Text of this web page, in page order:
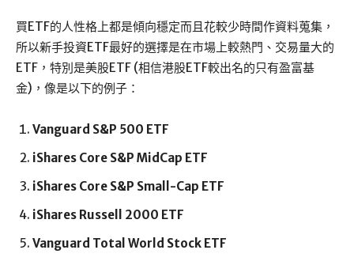
買ETF的人性格上都是傾向穩定而且花較少時間作資料蒐集，
所以新手投資ETF最好的選擇是在市場上較熱門、交易量大的
ETF，特別是美股ETF (相信港股ETF較出名的只有盈富基
金)，像是以下的例子：
Vanguard S&P 500 ETF
iShares Core S&P MidCap ETF
iShares Core S&P Small-Cap ETF
iShares Russell 2000 ETF
Vanguard Total World Stock ETF